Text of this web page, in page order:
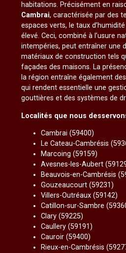
habitations. Précisément en
Cambrai, caractérisée par des
espaces verts, le taux
élevé. Ceci, combiné à l’usure
intempéries, peut entraîner une
matériaux de construction tels
façades des maisons. La
la région entraîne également
qui rendent essentielle une
gouttières et des systèmes de
Localités que nous
Cambrai (59400)
Le Cateau-Cambrésis
Marcoing (59159)
Avesnes-les-Aubert
Beauvois-en-Cambrésis
Gouzeaucourt (59231)
Villers-Outréaux (59142)
Catillon-sur-Sambre
Clary (59225)
Caullery (59191)
Cauroir (59400)
Rieux-en-Cambrésis